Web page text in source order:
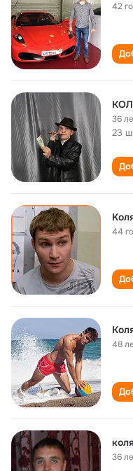
42
36
23
44
48
36